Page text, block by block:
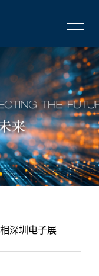
深圳电子展